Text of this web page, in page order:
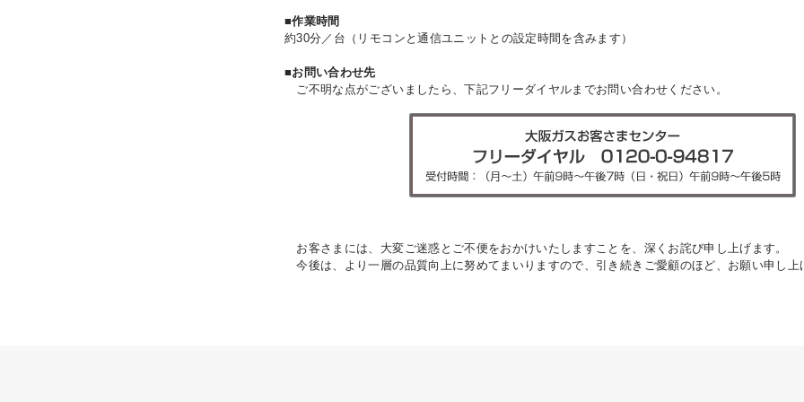
■作業時間
約30分／台（リモコンと通信ユニットとの設定時間を含みます）
■お問い合わせ先
ご不明な点がございましたら、下記フリーダイヤルまでお問い合わせください。
お客さまには、大変ご迷惑とご不便をおかけいたしますことを、深くお詫び申し上げます。
今後は、より一層の品質向上に努めてまいりますので、引き続きご愛顧のほど、お願い申し上